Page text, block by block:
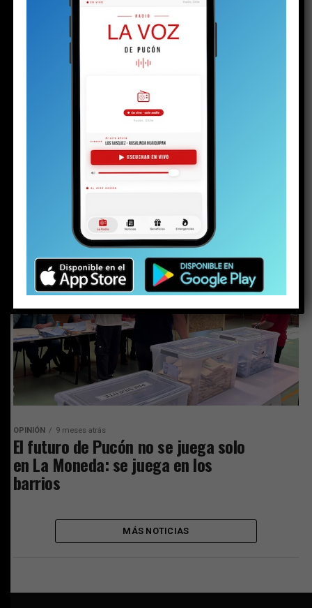
OPINIÓN
Parquímetro virtual: cuando la tecnología se
vuelve indolente
OPINIÓN 9 meses atrás
El camino de Jara en la segunda vuelta
OPINIÓN 9 meses atrás
El futuro de Pucón no se juega solo
en La Moneda: se juega en los
barrios
MÁS NOTICIAS